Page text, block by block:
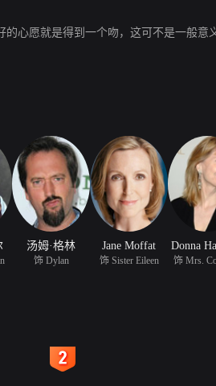
的心愿就是得到一个吻，这可不是一般
汤姆·格林
饰 Dylan
Jane Moffat
饰 Sister Eileen
Donna
饰 Mrs.